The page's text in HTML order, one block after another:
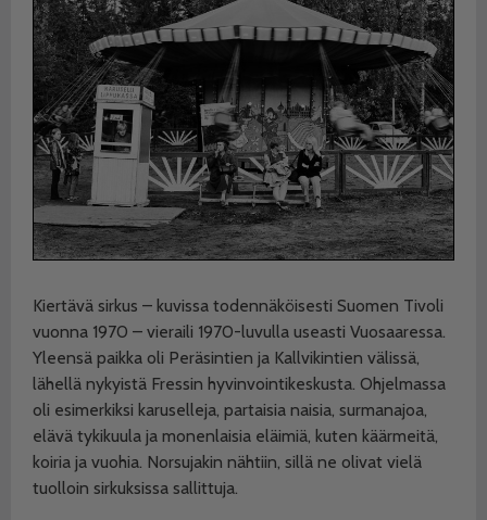
Kiertävä sirkus – kuvissa todennäköisesti Suomen Tivoli
vuonna 1970 – vieraili 1970-luvulla useasti Vuosaaressa.
Yleensä paikka oli Peräsintien ja Kallvikintien välissä,
lähellä nykyistä Fressin hyvinvointikeskusta. Ohjelmassa
oli esimerkiksi karuselleja, partaisia naisia, surmanajoa,
elävä tykikuula ja monenlaisia eläimiä, kuten käärmeitä,
koiria ja vuohia. Norsujakin nähtiin, sillä ne olivat vielä
tuolloin sirkuksissa sallittuja.